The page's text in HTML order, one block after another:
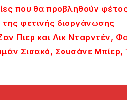
που θα προβληθούν
φετινής διοργάνωσης
Πιερ και Λικ Νταρντέν,
Σισακό, Σουσάνε Μπίερ,